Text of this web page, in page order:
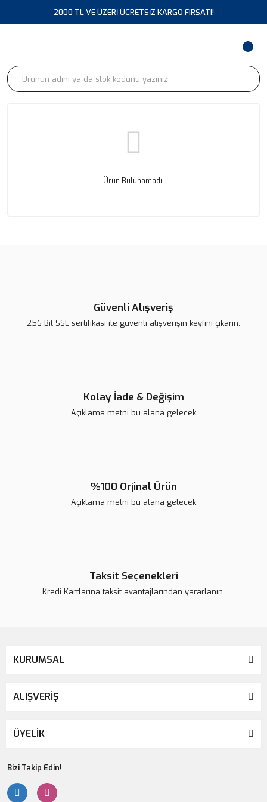
2000 TL VE ÜZERİ ÜCRETSİZ KARGO FIRSATI!
Ürün Bulunamadı.
Güvenli Alışveriş
256 Bit SSL sertifikası ile güvenli alışverişin keyfini çıkarın.
Kolay İade & Değişim
Açıklama metni bu alana gelecek
%100 Orjinal Ürün
Açıklama metni bu alana gelecek
Taksit Seçenekleri
Kredi Kartlarına taksit avantajlarından yararlanın.
KURUMSAL
ALIŞVERİŞ
ÜYELİK
Bizi Takip Edin!